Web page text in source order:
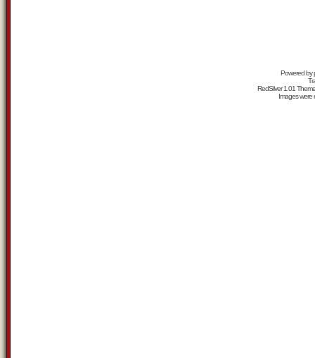
Powered by
RedSilver 1.01
Images were